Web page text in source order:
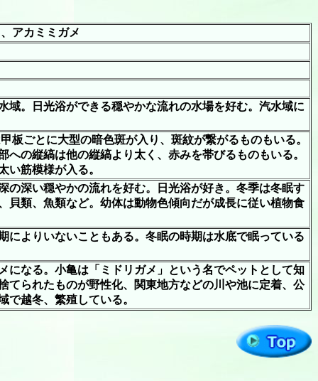
アカミミガメ
。日光浴ができる穏やかな流れの水場を好む。汽水域に
板ごとに大型の暗色斑が入り、斑紋が繋がるものもいる。
の縦縞は他の縦縞より太く、赤みを帯びるものもいる。
い筋模様が入る。
の深い穏やかの流れを好む。日光浴が好き。冬季は冬眠す
貝類、魚類など。幼体は動物色傾向だが成長に従い植物食
よりいないこともある。冬眠の時期は水底で眠っている
になる。小亀は「ミドリガメ」という名でペットとして知
てられたものが野性化、関東地方などの川や池に定着、公
越冬、繁殖している。